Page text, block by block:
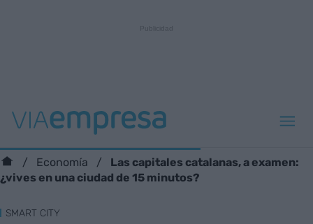
Economía
Las capitales catalanas, a examen:
¿vives en una ciudad de 15 minutos?
SMART CITY